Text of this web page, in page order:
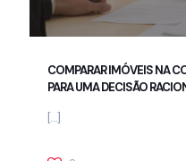
COMPARAR IMÓVEIS NA
PARA UMA DECISÃO
[…]